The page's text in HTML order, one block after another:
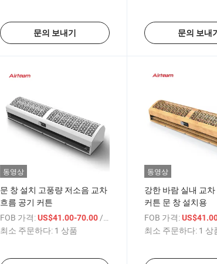
문의 보내기 문의 보내기
동영상
문 창 설치 고풍량 저소음 교차
흐름 공기 커튼
FOB 가격:US$41.00-70.00/ 상품
최소 주문하다: 1 상품
동영상
강한 바람 실내 교
커튼 문 창 설치용
FOB 가격:
최소 주문하다: 1 상